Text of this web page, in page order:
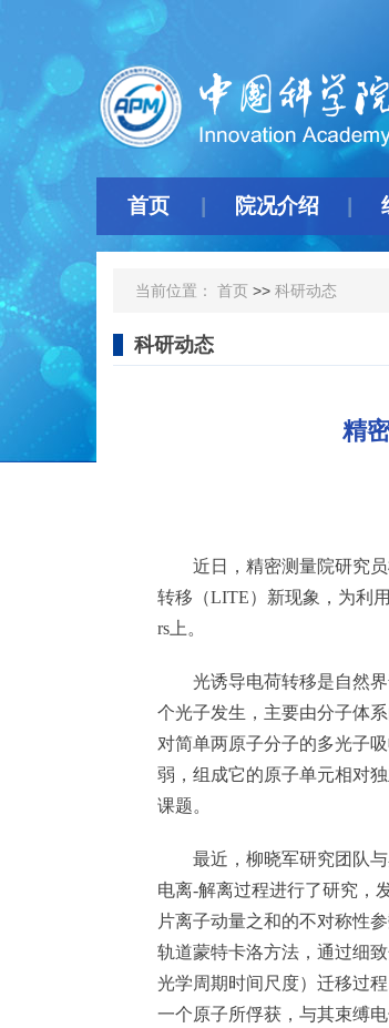
首页 院况介绍
当前位置： 首页 >> 科研动态
科研动态
精
近日，精密测量院研究员
转移（LITE）新现象，为利
rs上。
光诱导电荷转移是自然界
个光子发生，主要由分子体
对简单两原子分子的多光子
弱，组成它的原子单元相对
课题。
最近，柳晓军研究团队与
电离-解离过程进行了研究，
片离子动量之和的不对称性
轨道蒙特卡洛方法，通过细
光学周期时间尺度）迁移过
一个原子所俘获，与其束缚